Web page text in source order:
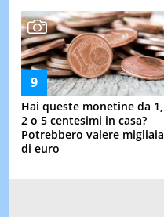
Hai queste monetine da 1,
2 o 5 centesimi in casa?
Potrebbero valere migliaia
di euro